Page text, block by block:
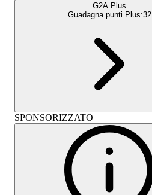
G2A Plus
Guadagna punti Plus:32
SPONSORIZZATO